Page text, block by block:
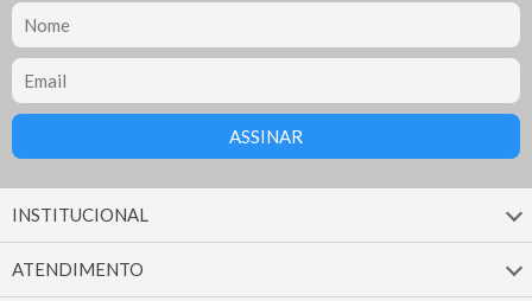
INSTITUCIONAL
ATENDIMENTO